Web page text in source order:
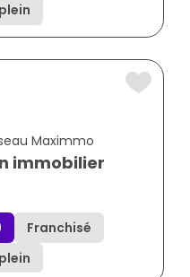
Maximmo
immobilier
Franchisé